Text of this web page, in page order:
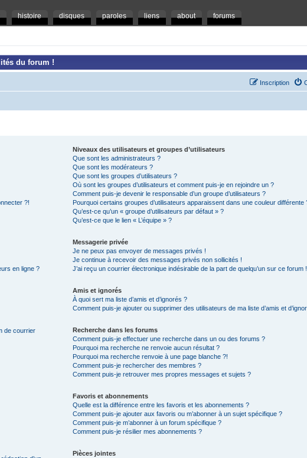
histoire disques paroles liens about forums
du forum !
Inscription
?!
en ligne ?
de courrier
Niveaux des utilisateurs et groupes d’utilisateurs
Que sont les administrateurs ?
Que sont les modérateurs ?
Que sont les groupes d’utilisateurs ?
Où sont les groupes d’utilisateurs et comment puis-je en rejoindre un ?
Comment puis-je devenir le responsable d’un groupe d’utilisateurs ?
Pourquoi certains groupes d’utilisateurs apparaissent dans une couleur différente
Qu’est-ce qu’un « groupe d’utilisateurs par défaut » ?
Qu’est-ce que le lien « L’équipe » ?
Messagerie privée
Je ne peux pas envoyer de messages privés !
Je continue à recevoir des messages privés non sollicités !
J’ai reçu un courrier électronique indésirable de la part de quelqu’un sur ce forum !
Amis et ignorés
À quoi sert ma liste d’amis et d’ignorés ?
Comment puis-je ajouter ou supprimer des utilisateurs de ma liste d’amis et
Recherche dans les forums
Comment puis-je effectuer une recherche dans un ou des forums ?
Pourquoi ma recherche ne renvoie aucun résultat ?
Pourquoi ma recherche renvoie à une page blanche ?!
Comment puis-je rechercher des membres ?
Comment puis-je retrouver mes propres messages et sujets ?
Favoris et abonnements
Quelle est la différence entre les favoris et les abonnements ?
Comment puis-je ajouter aux favoris ou m’abonner à un sujet spécifique ?
Comment puis-je m’abonner à un forum spécifique ?
Comment puis-je résilier mes abonnements ?
Pièces jointes